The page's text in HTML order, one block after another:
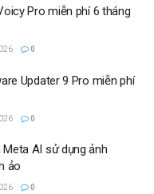
Pro miễn phí 6 tháng
0
Updater 9 Pro miễn phí
0
AI sử dụng ảnh
ảo
0